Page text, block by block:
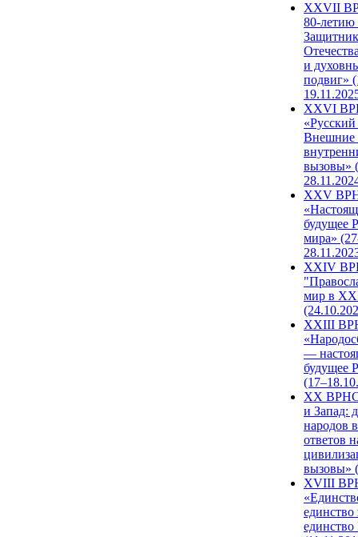
ХХVII
80-
и
подвиг»
XXVI
Внешние
вызовы»
XXV
будущее
мира»
XXIV
мир в
XXIII
—
будущее
XX ВРНС
и Запад:
народов
ответов
вызовы»
XVIII
единство
единство